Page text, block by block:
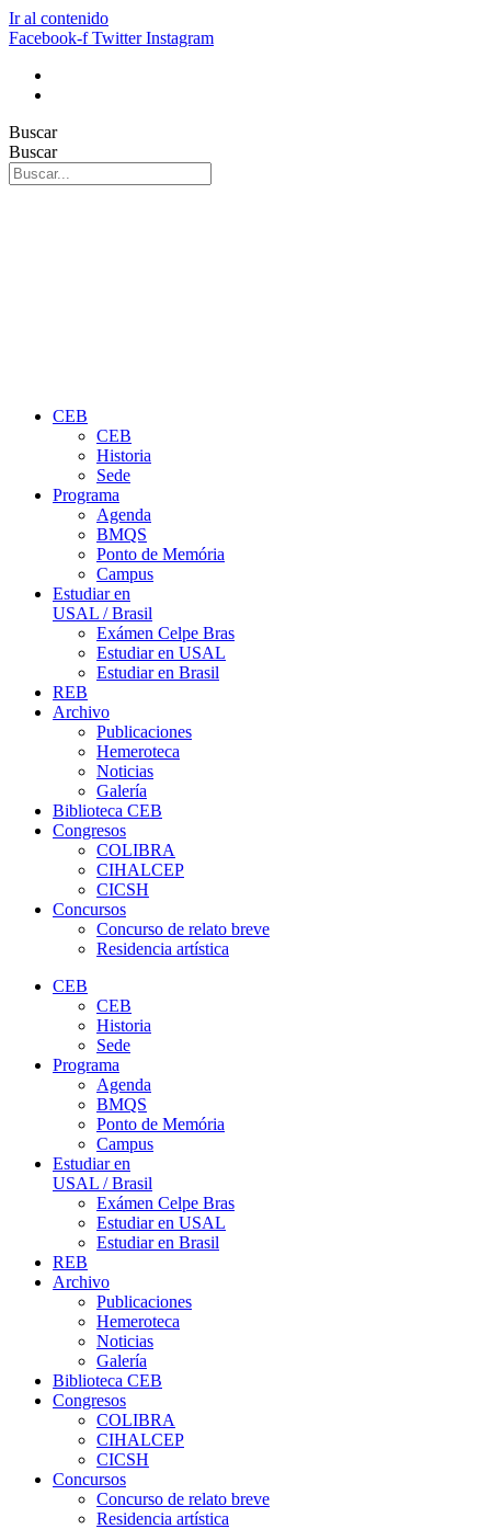
Ir al contenido
Facebook-f Twitter Instagram
Buscar
Buscar
CEB
CEB
Historia
Sede
Programa
Agenda
BMQS
Ponto de Memória
Campus
Estudiar en
USAL / Brasil
Exámen Celpe Bras
Estudiar en USAL
Estudiar en Brasil
REB
Archivo
Publicaciones
Hemeroteca
Noticias
Galería
Biblioteca CEB
Congresos
COLIBRA
CIHALCEP
CICSH
Concursos
Concurso de relato breve
Residencia artística
CEB
CEB
Historia
Sede
Programa
Agenda
BMQS
Ponto de Memória
Campus
Estudiar en
USAL / Brasil
Exámen Celpe Bras
Estudiar en USAL
Estudiar en Brasil
REB
Archivo
Publicaciones
Hemeroteca
Noticias
Galería
Biblioteca CEB
Congresos
COLIBRA
CIHALCEP
CICSH
Concursos
Concurso de relato breve
Residencia artística